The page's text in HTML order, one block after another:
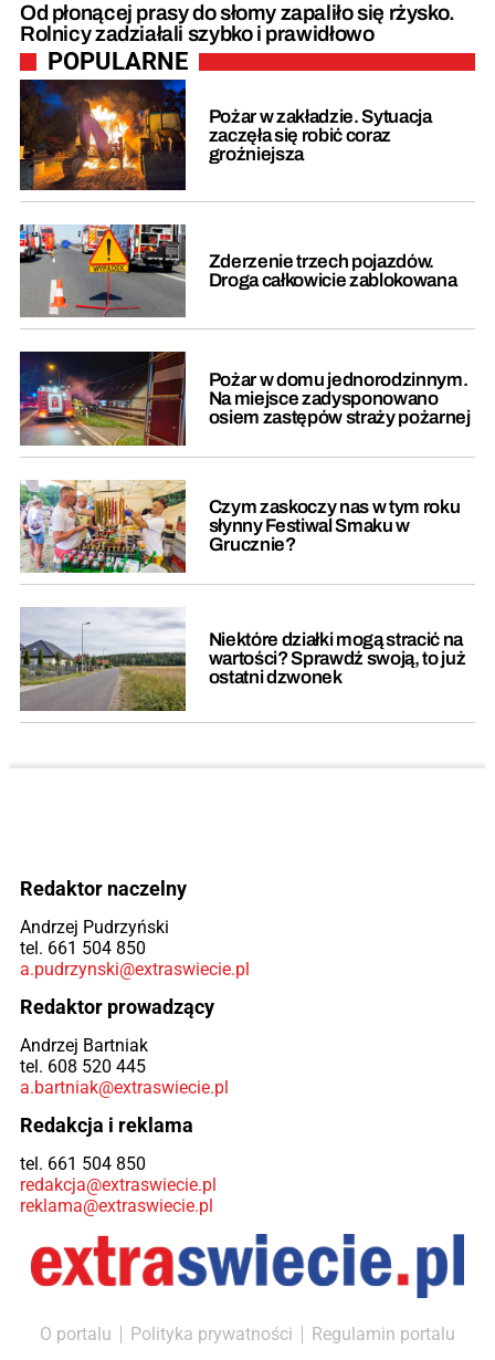
Od płonącej prasy do słomy zapaliło się rżysko.
Rolnicy zadziałali szybko i prawidłowo
POPULARNE
Pożar w zakładzie. Sytuacja
zaczęła się robić coraz
groźniejsza
Zderzenie trzech pojazdów.
Droga całkowicie zablokowana
Pożar w domu jednorodzinnym.
Na miejsce zadysponowano
osiem zastępów straży pożarnej
Czym zaskoczy nas w tym roku
słynny Festiwal Smaku w
Grucznie?
Niektóre działki mogą stracić na
wartości? Sprawdź swoją, to już
ostatni dzwonek
Redaktor naczelny
Andrzej Pudrzyński
tel. 661 504 850
a.pudrzynski@extraswiecie.pl
Redaktor prowadzący
Andrzej Bartniak
tel. 608 520 445
a.bartniak@extraswiecie.pl
Redakcja i reklama
tel. 661 504 850
redakcja@extraswiecie.pl
reklama@extraswiecie.pl
O portalu Polityka prywatności
Regulamin portalu